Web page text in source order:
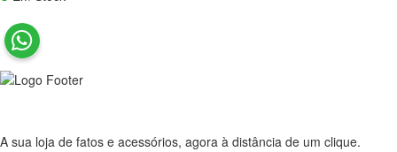
A sua loja de fatos e acessórios, agora à distância de um clique.